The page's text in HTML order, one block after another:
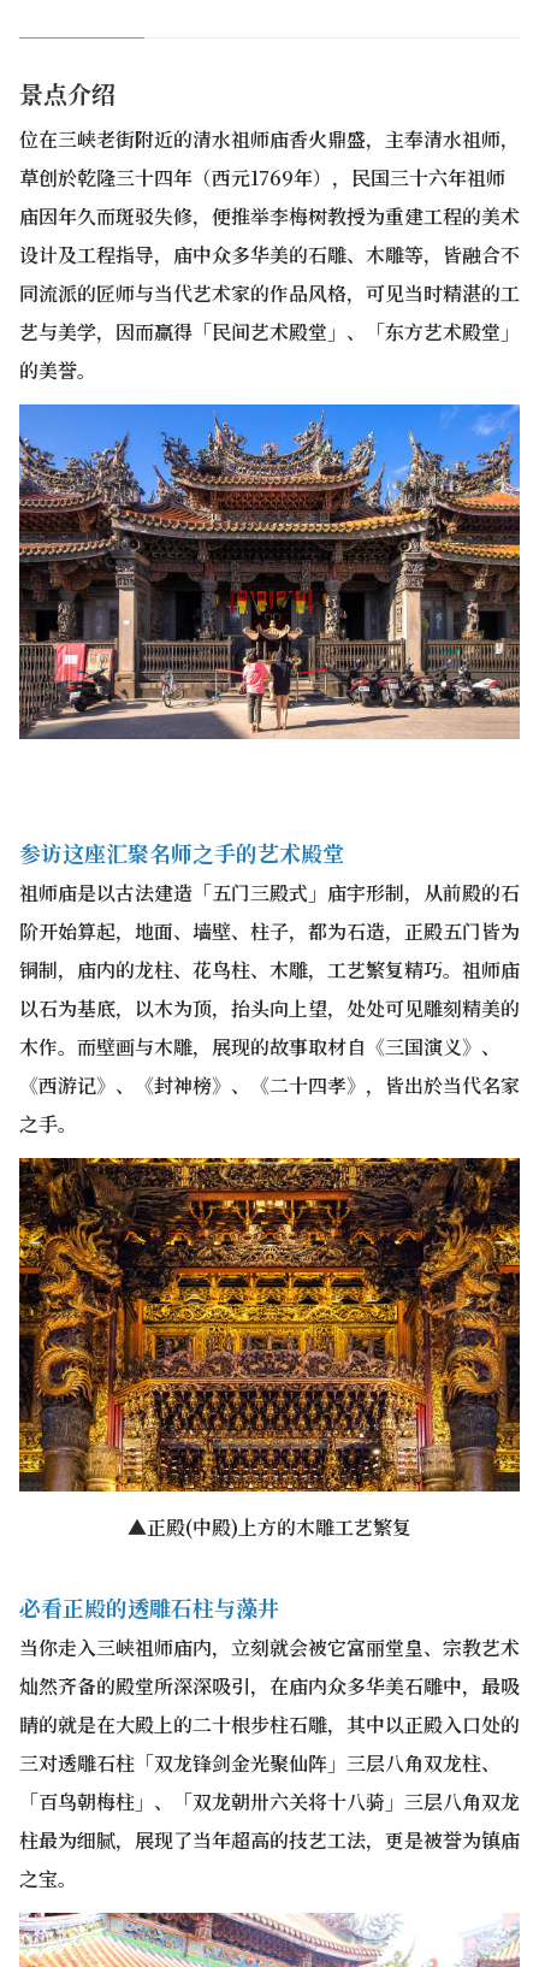
景点介绍
位在三峡老街附近的清水祖师庙香火鼎盛，主奉清水祖师，
草创於乾隆三十四年（西元1769年），民国三十六年祖师
庙因年久而斑驳失修，便推举李梅树教授为重建工程的美术
设计及工程指导，庙中众多华美的石雕、木雕等，皆融合不
同流派的匠师与当代艺术家的作品风格，可见当时精湛的工
艺与美学，因而赢得「民间艺术殿堂」、「东方艺术殿堂」
的美誉。
参访这座汇聚名师之手的艺术殿堂
祖师庙是以古法建造「五门三殿式」庙宇形制，从前殿的石
阶开始算起，地面、墙壁、柱子，都为石造，正殿五门皆为
铜制，庙内的龙柱、花鸟柱、木雕，工艺繁复精巧。祖师庙
以石为基底，以木为顶，抬头向上望，处处可见雕刻精美的
木作。而壁画与木雕，展现的故事取材自《三国演义》、
《西游记》、《封神榜》、《二十四孝》，皆出於当代名家
之手。
▲正殿(中殿)上方的木雕工艺繁复
必看正殿的透雕石柱与藻井
当你走入三峡祖师庙内，立刻就会被它富丽堂皇、宗教艺术
灿然齐备的殿堂所深深吸引，在庙内众多华美石雕中，最吸
睛的就是在大殿上的二十根步柱石雕，其中以正殿入口处的
三对透雕石柱「双龙锋剑金光聚仙阵」三层八角双龙柱、
「百鸟朝梅柱」、「双龙朝卅六关将十八骑」三层八角双龙
柱最为细腻，展现了当年超高的技艺工法，更是被誉为镇庙
之宝。